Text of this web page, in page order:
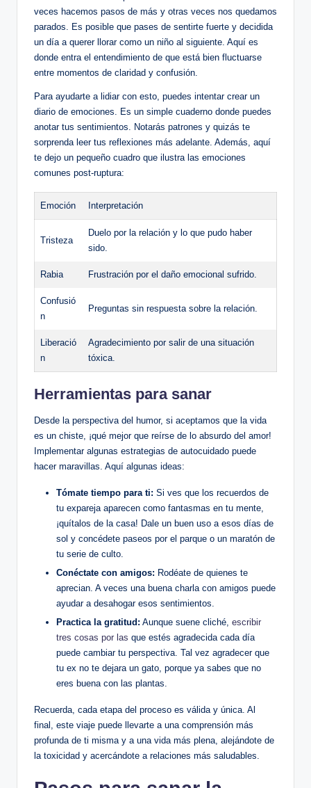
veces hacemos pasos de más y otras veces nos quedamos
parados. Es posible que pases de sentirte fuerte y decidida
un día a querer llorar como un niño al siguiente. Aquí es
donde entra el entendimiento de que está bien fluctuarse
entre momentos de claridad y confusión.
Para ayudarte a lidiar con esto, puedes intentar crear un
diario de emociones. Es un simple cuaderno donde puedes
anotar tus sentimientos. Notarás patrones y quizás te
sorprenda leer tus reflexiones más adelante. Además, aquí
te dejo un pequeño cuadro que ilustra las emociones
comunes post-ruptura:
Emoción Interpretación
Tristeza
Duelo por la relación y lo que pudo haber
sido.
Rabia Frustración por el daño emocional sufrido.
Confusió
n
Preguntas sin respuesta sobre la relación.
Liberació
n
Agradecimiento por salir de una situación
tóxica.
Herramientas para sanar
Desde la perspectiva del humor, si aceptamos que la vida
es un chiste, ¡qué mejor que reírse de lo absurdo del amor!
Implementar algunas estrategias de autocuidado puede
hacer maravillas. Aquí algunas ideas:
Tómate tiempo para ti: Si ves que los recuerdos de
tu expareja aparecen como fantasmas en tu mente,
¡quítalos de la casa! Dale un buen uso a esos días de
sol y concédete paseos por el parque o un maratón de
tu serie de culto.
Conéctate con amigos: Rodéate de quienes te
aprecian. A veces una buena charla con amigos puede
ayudar a desahogar esos sentimientos.
Practica la gratitud: Aunque suene cliché, escribir
tres cosas por las que estés agradecida cada día
puede cambiar tu perspectiva. Tal vez agradecer que
tu ex no te dejara un gato, porque ya sabes que no
eres buena con las plantas.
Recuerda, cada etapa del proceso es válida y única. Al
final, este viaje puede llevarte a una comprensión más
profunda de ti misma y a una vida más plena, alejándote de
la toxicidad y acercándote a relaciones más saludables.